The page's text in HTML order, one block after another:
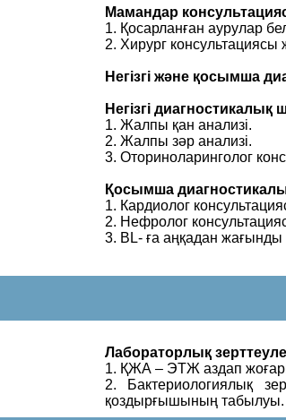
Мамандар
1. Қосарланған аурулар
2. Хирург консультациясы
Негізгі жəне қосымша
Негізгі диагностикалық
1. Жалпы қан анализі.
2. Жалпы зəр анализі.
3. Оториноларинголог
Қосымша
1. Кардиолог
2. Нефролог
3. BL- ға аңқадан жағынды
Лабораторлық
1. ҚЖА – ЭТЖ аздап
2. Бактериологиялық
қоздырғышының табылуы.